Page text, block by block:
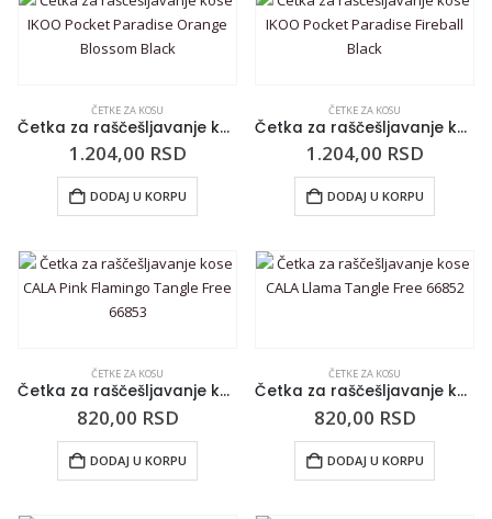
ČETKE ZA KOSU
Četka za raščešljavanje kose IKOO Pocket Paradise Orange Blossom Black
1.204,00 RSD
DODAJ U KORPU
ČETKE ZA KOSU
Četka za raščešljavanje kose IKOO Pocket Paradise Fireball Black
1.204,00 RSD
DODAJ U KORPU
ČETKE ZA KOSU
Četka za raščešljavanje kose CALA Pink Flamingo Tangle Free 66853
820,00 RSD
DODAJ U KORPU
ČETKE ZA KOSU
Četka za raščešljavanje kose CALA Llama Tangle Free 66852
820,00 RSD
DODAJ U KORPU